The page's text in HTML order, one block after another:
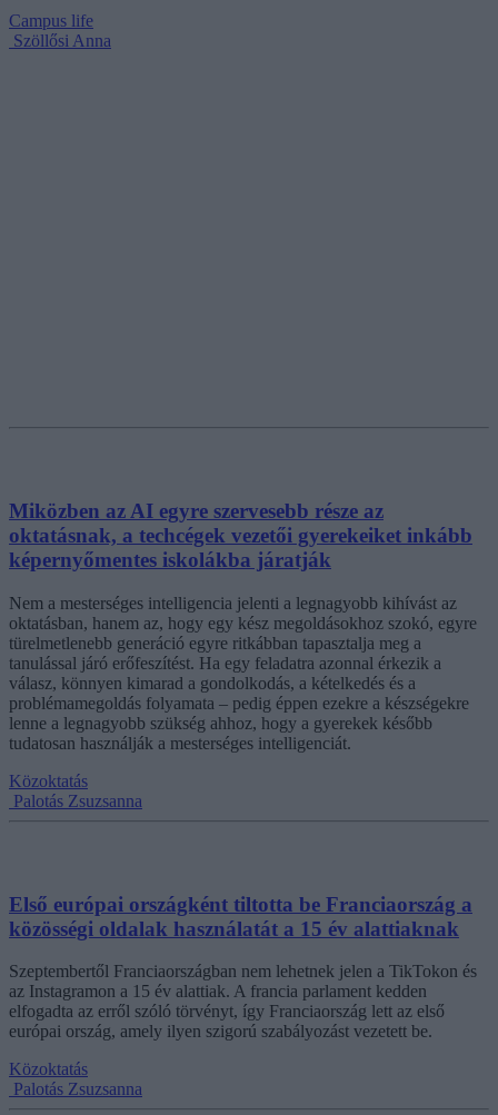
Campus life
Szöllősi Anna
Miközben az AI egyre szervesebb része az
oktatásnak, a techcégek vezetői gyerekeiket inkább
képernyőmentes iskolákba járatják
Nem a mesterséges intelligencia jelenti a legnagyobb kihívást az
oktatásban, hanem az, hogy egy kész megoldásokhoz szokó, egyre
türelmetlenebb generáció egyre ritkábban tapasztalja meg a
tanulással járó erőfeszítést. Ha egy feladatra azonnal érkezik a
válasz, könnyen kimarad a gondolkodás, a kételkedés és a
problémamegoldás folyamata – pedig éppen ezekre a készségekre
lenne a legnagyobb szükség ahhoz, hogy a gyerekek később
tudatosan használják a mesterséges intelligenciát.
Közoktatás
Palotás Zsuzsanna
Első európai országként tiltotta be Franciaország a
közösségi oldalak használatát a 15 év alattiaknak
Szeptembertől Franciaországban nem lehetnek jelen a TikTokon és
az Instagramon a 15 év alattiak. A francia parlament kedden
elfogadta az erről szóló törvényt, így Franciaország lett az első
európai ország, amely ilyen szigorú szabályozást vezetett be.
Közoktatás
Palotás Zsuzsanna